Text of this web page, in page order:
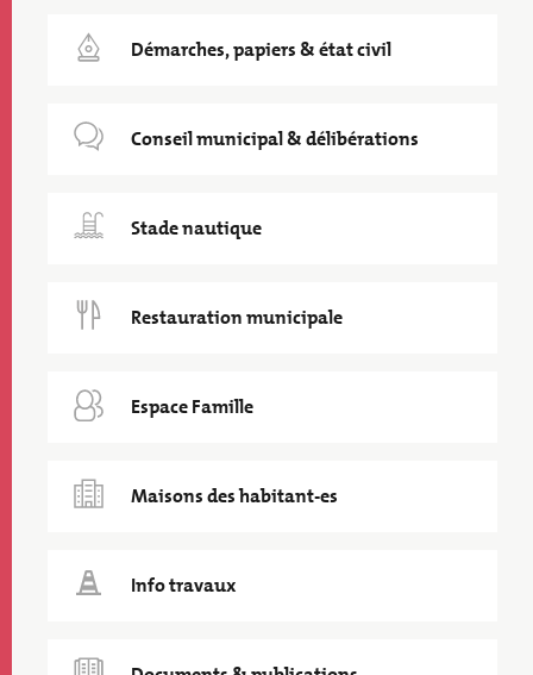
Démarches, papiers & état civil
Conseil municipal & délibérations
Stade nautique
Restauration municipale
Espace Famille
Maisons des habitant-es
Info travaux